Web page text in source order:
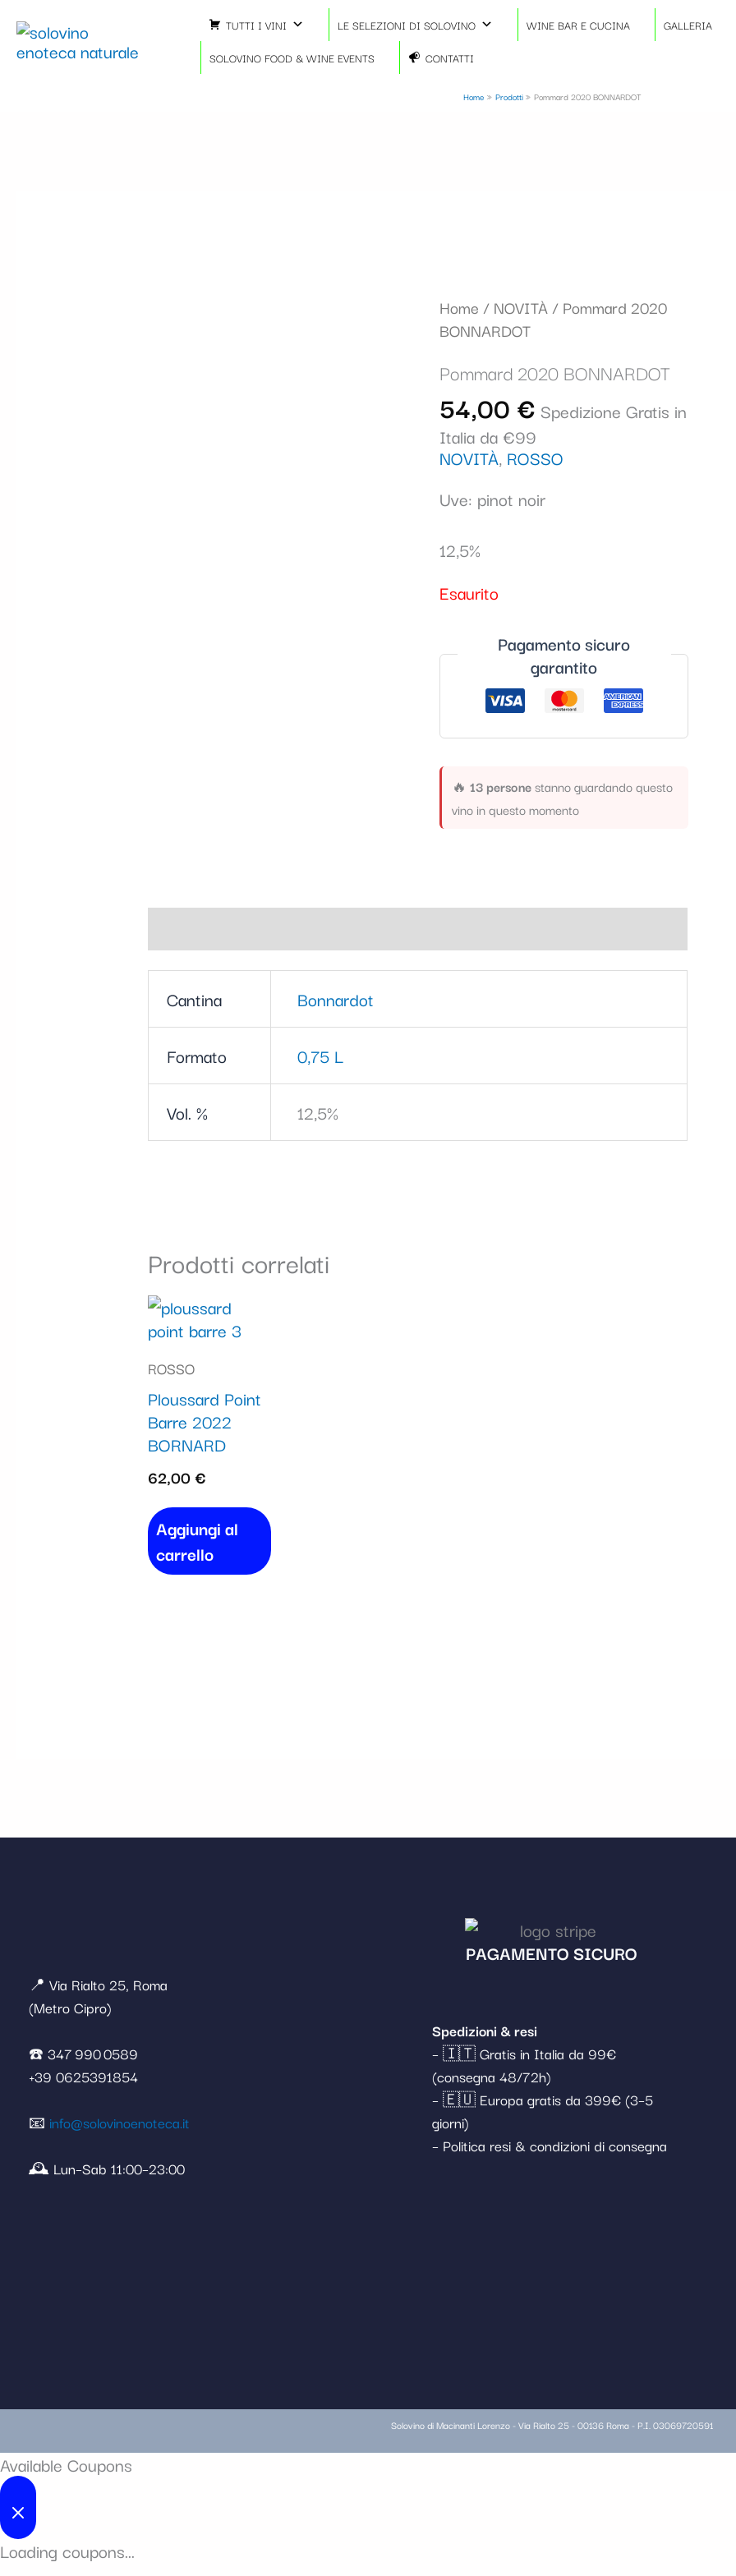
contenuto
TUTTI I VINI LE SELEZIONI DI SOLOVINO WINE BAR E CUCINA
GALLERIA
SOLOVINO FOOD & WINE EVENTS
CONTATTI
Home Prodotti Pommard 2020 BONNARDOT
Home / NOVITÀ/ Pommard 2020
BONNARDOT
Pommard 2020 BONNARDOT
54,00 € Spedizione Gratis in
Italia da €99
NOVITÀ, ROSSO
Uve: pinot noir
12,5%
Esaurito
Pagamento sicuro
garantito
🔥13 personestanno guardando questo
vino in questo momento
Cantina Bonnardot
Formato 0,75 L
Vol. % 12,5%
Prodotti correlati
ROSSO
Ploussard Point
Barre 2022
BORNARD
62,00€
Aggiungi al
carrello
📍 Via Rialto 25, Roma
(Metro Cipro)
☎️ 347 990 0589
+39 0625391854
📧 info@solovinoenoteca.it
🕰️ Lun–Sab 11:00–23:00
PAGAMENTO SICURO
Spedizioni & resi
– 🇮🇹 Gratis in Italia da 99€
(consegna 48/72h)
– 🇪🇺 Europa gratis da 399€ (3–5
giorni)
– Politica resi & condizioni di consegna
Solovino di Macinanti Lorenzo - Via Rialto 25 - 00136 Roma - P.I. 03069720591
Available Coupons
Loading coupons...